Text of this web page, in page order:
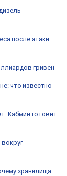
после атаки
гривен
что известно
Кабмин готовит
хранилища